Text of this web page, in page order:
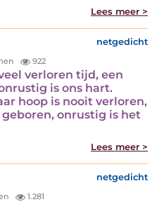
Lees meer >
netgedicht
922
verloren tijd, een
is ons hart.
hoop is nooit verloren,
onrustig is het
Lees meer >
netgedicht
1.281